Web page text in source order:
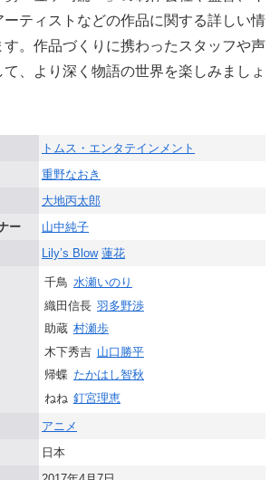
ーティストなどの作品に関する詳しい情
。作品づくりに携わったスタッフや声
、より深く物語の世界を楽しみましょ
トムス・エンタテインメント
重野なおき
大地丙太郎
ー
山中純子
Lily’s Blow 蓮花
千鳥 水瀬いのり
織田信長 羽多野渉
助蔵 村瀬歩
木下秀吉 山口勝平
帰蝶 たかはし智秋
ねね 釘宮理恵
アニメ
日本